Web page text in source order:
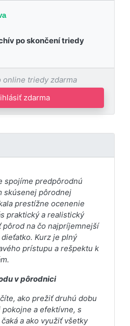
po skončení triedy
online triedy zdarma
zdarma
spojíme predpôrodnú
skúsenej pôrodnej
prestížne ocenenie
praktický a realistický
pôrod na čo najpríjemnejší
Kurz je plný
prístupu a rešpektu k
v pôrodnici
ako prežiť druhú dobu
a efektívne, s
a ako využiť všetky